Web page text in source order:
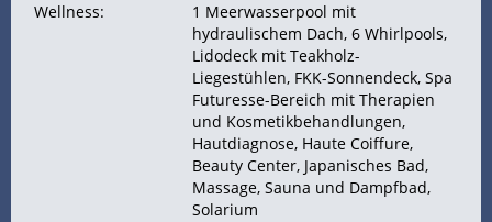
Wellness:
1 Meerwasserpool mit
hydraulischem Dach, 6 Whirlpools,
Lidodeck mit Teakholz-
Liegestühlen, FKK-Sonnendeck, Spa
Futuresse-Bereich mit Therapien
und Kosmetikbehandlungen,
Hautdiagnose, Haute Coiffure,
Beauty Center, Japanisches Bad,
Massage, Sauna und Dampfbad,
Solarium